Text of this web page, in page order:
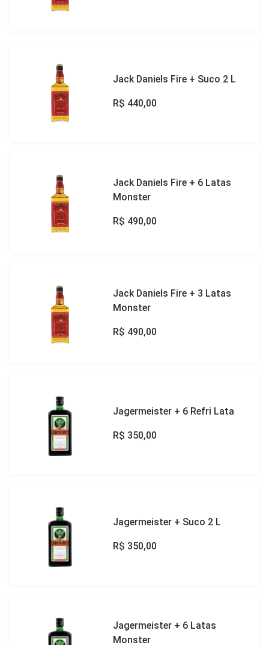
Jack Daniels Fire + Suco 2 L
R$ 440,00
Jack Daniels Fire + 6 Latas
Monster
R$ 490,00
Jack Daniels Fire + 3 Latas
Monster
R$ 490,00
Jagermeister + 6 Refri Lata
R$ 350,00
Jagermeister + Suco 2 L
R$ 350,00
Jagermeister + 6 Latas
Monster